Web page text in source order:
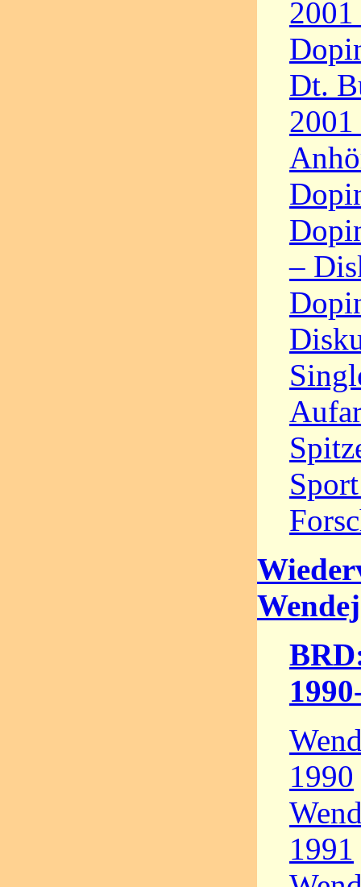
Dt.
2001
–
1990
1991